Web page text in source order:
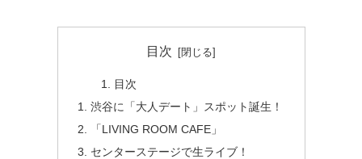
目次
目次
渋谷に「大人デート」スポット誕生！
「LIVING ROOM CAFE」
センターステージで生ライブ！